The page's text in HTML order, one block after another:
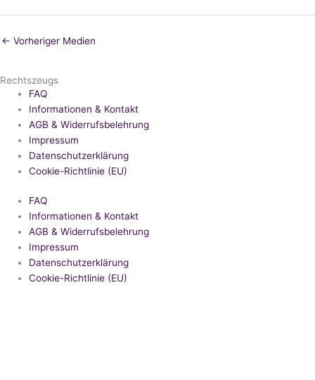
← Vorheriger Medien
Rechtszeugs
FAQ
Informationen & Kontakt
AGB & Widerrufsbelehrung
Impressum
Datenschutzerklärung
Cookie-Richtlinie (EU)
FAQ
Informationen & Kontakt
AGB & Widerrufsbelehrung
Impressum
Datenschutzerklärung
Cookie-Richtlinie (EU)